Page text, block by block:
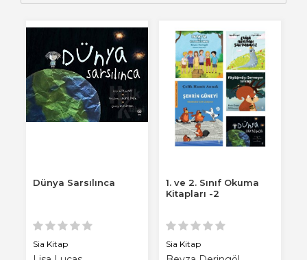
Dünya Sarsılınca
Sia Kitap
1. ve 2. Sınıf Okuma
Kitapları -2
Sia Kitap